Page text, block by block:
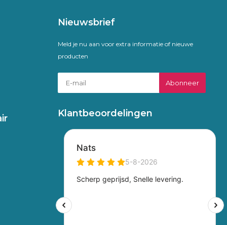
Nieuwsbrief
Meld je nu aan voor extra informatie of nieuwe
producten
Abonneer
Klantbeoordelingen